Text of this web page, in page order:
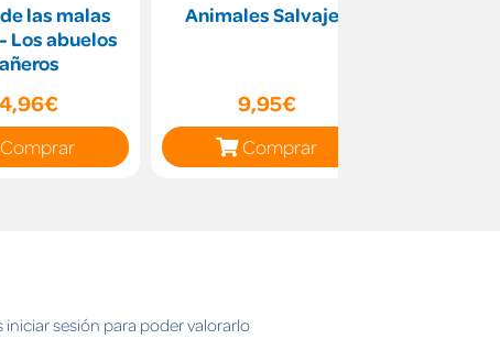
las malas
Los abuelos
Comprar
Animales Salvajes
9,95€
Comprar
iniciar sesión para poder valorarlo